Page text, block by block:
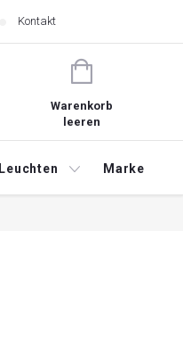
Kontakt
WARENKORB
Warenkorb
leeren
Leuchten Marketing